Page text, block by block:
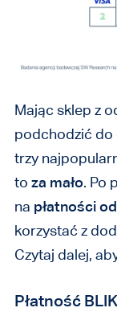
Mając sklep z
podchodzić do
trzy
to za mało. Po
na płatności
korzystać z
Czytaj dalej,
Płatność